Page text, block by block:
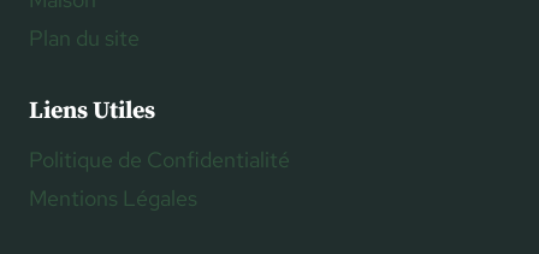
Plan du site
Liens Utiles
Politique de Confidentialité
Mentions Légales